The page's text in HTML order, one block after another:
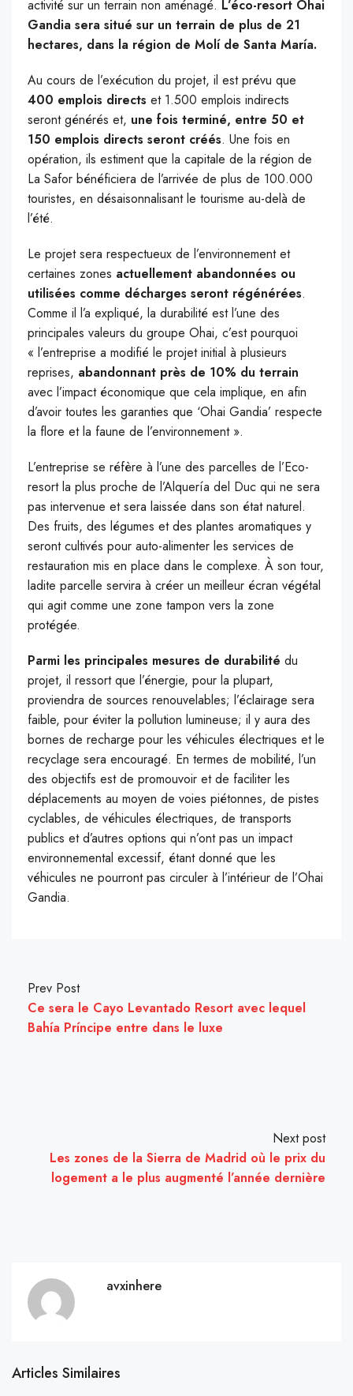
activité sur un terrain non aménagé. L’éco-resort Ohai
Gandia sera situé sur un terrain de plus de 21
hectares, dans la région de Molí de Santa María.
Au cours de l’exécution du projet, il est prévu que
400 emplois directs et 1.500 emplois indirects
seront générés et, une fois terminé, entre 50 et
150 emplois directs seront créés. Une fois en
opération, ils estiment que la capitale de la région de
La Safor bénéficiera de l’arrivée de plus de 100.000
touristes, en désaisonnalisant le tourisme au-delà de
l’été.
Le projet sera respectueux de l’environnement et
certaines zones actuellement abandonnées ou
utilisées comme décharges seront régénérées.
Comme il l’a expliqué, la durabilité est l’une des
principales valeurs du groupe Ohai, c’est pourquoi
« l’entreprise a modifié le projet initial à plusieurs
reprises, abandonnant près de 10% du terrain
avec l’impact économique que cela implique, en afin
d’avoir toutes les garanties que ‘Ohai Gandia’ respecte
la flore et la faune de l’environnement ».
L’entreprise se réfère à l’une des parcelles de l’Eco-
resort la plus proche de l’Alquería del Duc qui ne sera
pas intervenue et sera laissée dans son état naturel.
Des fruits, des légumes et des plantes aromatiques y
seront cultivés pour auto-alimenter les services de
restauration mis en place dans le complexe. À son tour,
ladite parcelle servira à créer un meilleur écran végétal
qui agit comme une zone tampon vers la zone
protégée.
Parmi les principales mesures de durabilité du
projet, il ressort que l’énergie, pour la plupart,
proviendra de sources renouvelables; l’éclairage sera
faible, pour éviter la pollution lumineuse; il y aura des
bornes de recharge pour les véhicules électriques et le
recyclage sera encouragé. En termes de mobilité, l’un
des objectifs est de promouvoir et de faciliter les
déplacements au moyen de voies piétonnes, de pistes
cyclables, de véhicules électriques, de transports
publics et d’autres options qui n’ont pas un impact
environnemental excessif, étant donné que les
véhicules ne pourront pas circuler à l’intérieur de l’Ohai
Gandia.
Prev Post
Ce sera le Cayo Levantado Resort avec lequel
Bahía Príncipe entre dans le luxe
Next post
Les zones de la Sierra de Madrid où le prix du
logement a le plus augmenté l’année dernière
avxinhere
Articles Similaires